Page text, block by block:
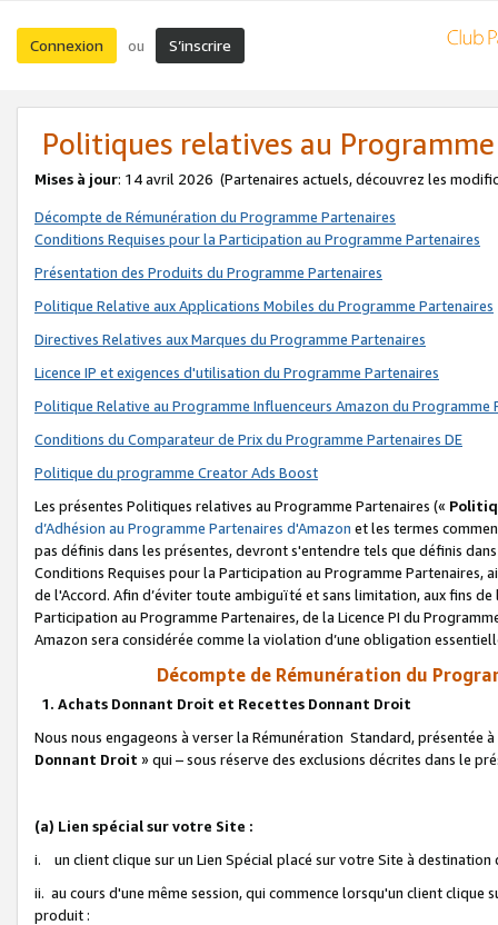
Connexion ou S’inscrire
Politiques relatives au
Mises à jour: 14 avril 2026 (Partenaires actuels, découvrez les
Décompte de Rémunération du Programme Partenaires
Conditions Requises pour la Participation au Programme Partenaires
Présentation des Produits du Programme Partenaires
Politique Relative aux Applications Mobiles du Programme Partenaires
Directives Relatives aux Marques du Programme Partenaires
Licence IP et exigences d'utilisation du Programme Partenaires
Politique Relative au Programme Influenceurs Amazon du Programme
Conditions du Comparateur de Prix du Programme Partenaires DE
Politique du programme Creator Ads Boost
Les présentes Politiques relatives au Programme Partenaires («
d’Adhésion au Programme Partenaires d'Amazon et les termes
pas définis dans les présentes, devront s'entendre tels que définis
Conditions Requises pour la Participation au Programme Partenaires,
de l'Accord. Afin d’éviter toute ambiguïté et sans limitation, aux fins
Participation au Programme Partenaires, de la Licence PI du
Amazon sera considérée comme la violation d’une obligation
Décompte de Rémunération du
1. Achats Donnant Droit et Recettes Donnant Droit
Nous nous engageons à verser la Rémunération Standard, présentée
Donnant Droit » qui – sous réserve des exclusions décrites dans le
(a) Lien spécial sur votre Site :
i. un client clique sur un Lien Spécial placé sur votre Site à destination
ii. au cours d'une même session, qui commence lorsqu'un client
produit :